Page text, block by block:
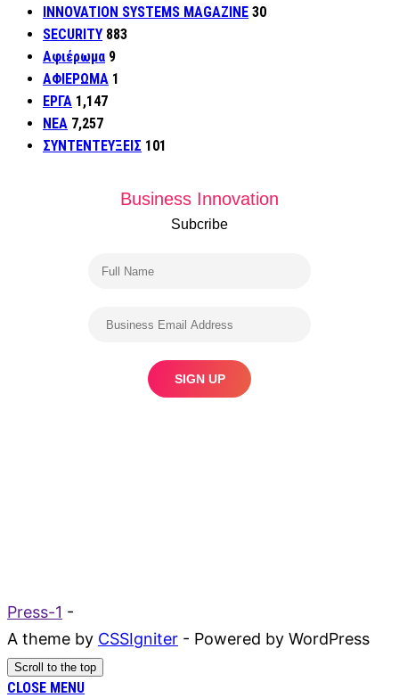
INNOVATION SYSTEMS MAGAZINE 30
SECURITY 883
Αφιέρωμα 9
ΑΦΙΕΡΩΜΑ 1
ΕΡΓΑ 1,147
ΝΕΑ 7,257
ΣΥΝΤΕΝΤΕΥΞΕΙΣ 101
Business Innovation
Subcribe
Press-1 -
A theme by CSSIgniter - Powered by WordPress
Scroll to the top
CLOSE MENU